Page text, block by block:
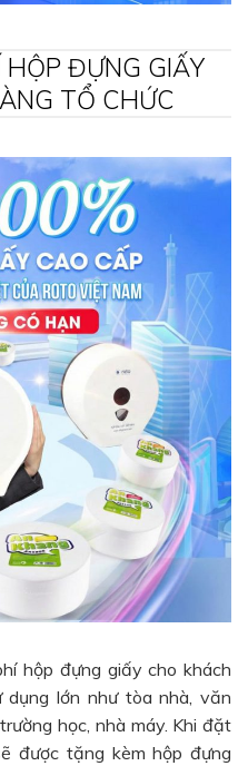
HỘP ĐỰNG GIẤY
TỔ CHỨC
hộp đựng giấy cho khách
lớn như tòa nhà, văn
học, nhà máy. Khi đặt
được tặng kèm hộp đựng